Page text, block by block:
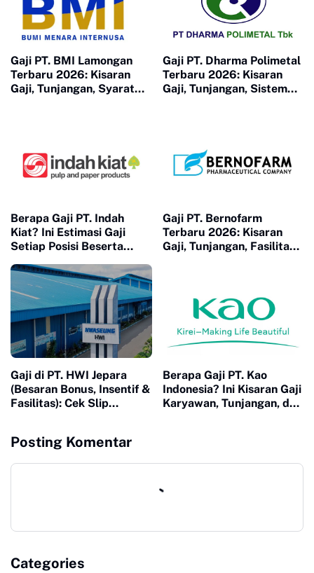
Gaji PT. BMI Lamongan
Terbaru 2026: Kisaran
Gaji, Tunjangan, Syarat
Gaji PT. Dharma Polimetal
Terbaru 2026: Kisaran
Gaji, Tunjangan, Sistem
Berapa Gaji PT. Indah
Kiat? Ini Estimasi Gaji
Setiap Posisi Beserta
Gaji PT. Bernofarm
Terbaru 2026: Kisaran
Gaji, Tunjangan, Fasilitas,
Gaji di PT. HWI Jepara
(Besaran Bonus, Insentif &
Fasilitas): Cek Slip
Berapa Gaji PT. Kao
Indonesia? Ini Kisaran Gaji
Karyawan, Tunjangan, dan
Posting Komentar
Categories